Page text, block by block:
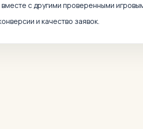
вместе с другими проверенными
и качество заявок.